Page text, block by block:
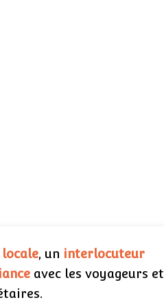
, un interlocuteur
avec les voyageurs et